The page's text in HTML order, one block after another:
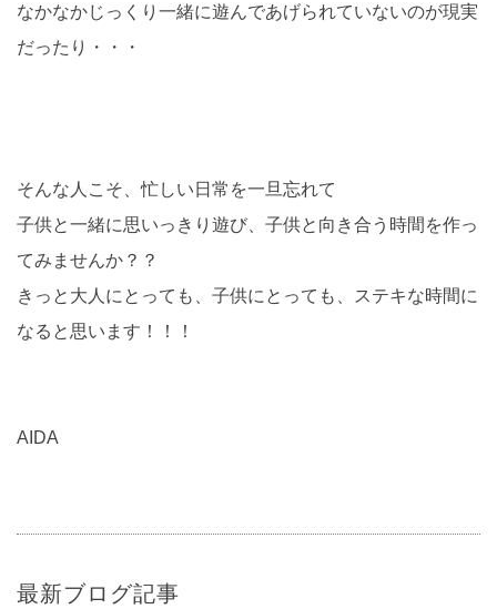
なかなかじっくり一緒に遊んであげられていないのが現実
だったり・・・
そんな人こそ、忙しい日常を一旦忘れて
子供と一緒に思いっきり遊び、子供と向き合う時間を作っ
てみませんか？？
きっと大人にとっても、子供にとっても、ステキな時間に
なると思います！！！
AIDA
最新ブログ記事